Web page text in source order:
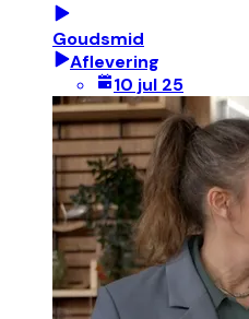
Goudsmid
Aflevering
10 jul 25